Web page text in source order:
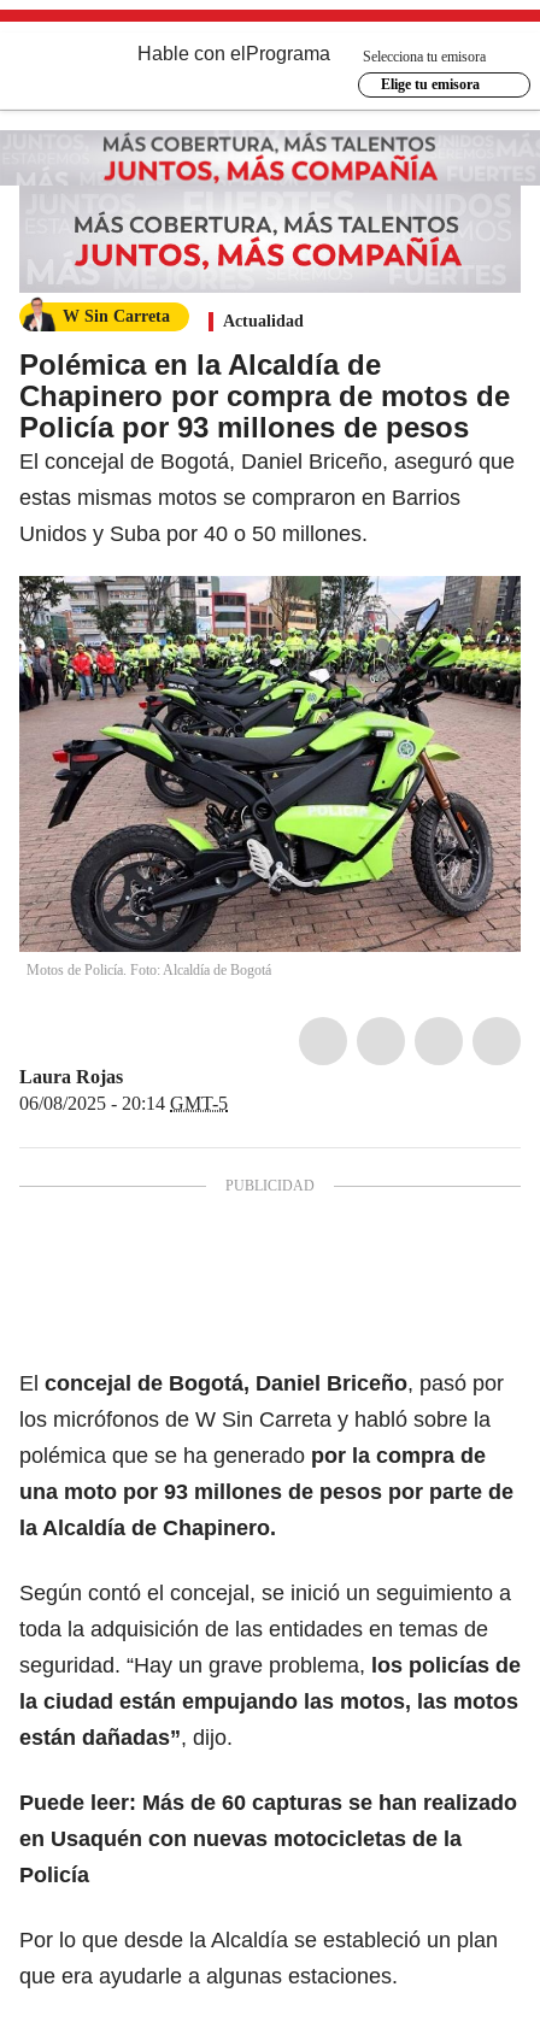
Hable con el Programa
Selecciona tu emisora
Elige tu emisora
W Sin Carreta Actualidad
Polémica en la Alcaldía de
Chapinero por compra de motos de
Policía por 93 millones de pesos
El concejal de Bogotá, Daniel Briceño, aseguró que
estas mismas motos se compraron en Barrios
Unidos y Suba por 40 o 50 millones.
Motos de Policía. Foto: Alcaldía de Bogotá
Laura Rojas
06/08/2025 - 20:14 GMT-5
El concejal de Bogotá, Daniel Briceño, pasó por
los micrófonos de W Sin Carreta y habló sobre la
polémica que se ha generado por la compra de
una moto por 93 millones de pesos por parte de
la Alcaldía de Chapinero.
Según contó el concejal, se inició un seguimiento a
toda la adquisición de las entidades en temas de
seguridad. “Hay un grave problema, los policías de
la ciudad están empujando las motos, las motos
están dañadas”, dijo.
Puede leer: Más de 60 capturas se han realizado
en Usaquén con nuevas motocicletas de la
Policía
Por lo que desde la Alcaldía se estableció un plan
que era ayudarle a algunas estaciones.